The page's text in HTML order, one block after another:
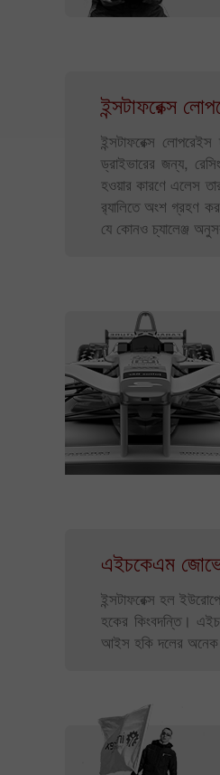
ইন্সটাফরেক্স
ইন্সটাফরেক্স
ড্রাইভারের জন্য,
হওয়ার কারণে এলেস
র‍্যালিতে অংশ গ্রহণ
যে কোনও চ্যালেঞ্জ
এইচকেএম
ইন্সটাফরেক্স হল
হকের কিংবদন্তি।
আইস হকি দলের অনেক